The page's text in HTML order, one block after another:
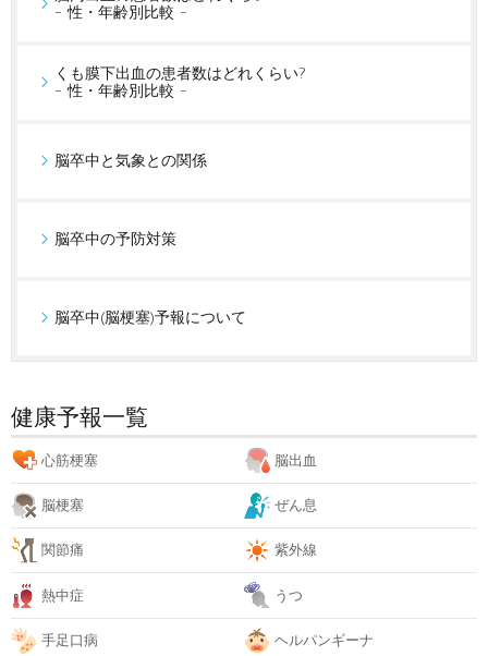
- 性・年齢別比較 -
くも膜下出血の患者数はどれくらい?
- 性・年齢別比較 -
脳卒中と気象との関係
脳卒中の予防対策
脳卒中(脳梗塞)予報について
健康予報一覧
心筋梗塞 脳出血
脳梗塞 ぜん息
関節痛 紫外線
熱中症 うつ
手足口病 ヘルパンギーナ